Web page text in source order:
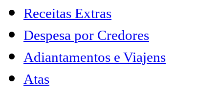
Receitas Extras
Despesa por Credores
Adiantamentos e Viajens
Atas